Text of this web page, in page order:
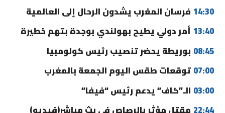
14:30 فرسان المغرب يشدون الرحال إلى العالمية
13:40 أمر دولي يطيح بهولندي بوجدة بتهم خطيرة
08:45 بوريطة يحضر تنصيب رئيس كولومبيا
07:00 توقعات طقس اليوم الجمعة بالمغرب
03:00 الـ”كاف” يدعم رئيس “فيفا”